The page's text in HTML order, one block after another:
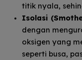
titik nyala,
Isolasi
dengan
oksigen yang
seperti busa,